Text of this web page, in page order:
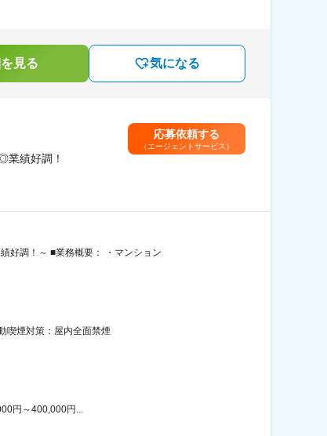
見る 気になる
業績好調！
応募依頼する
（エージェントサービス）
好調！～ ■業務概要： ・マンション
喫煙対策：屋内全面禁煙
円～400,000円...